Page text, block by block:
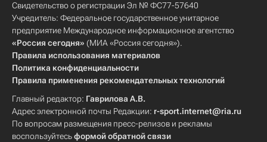
Свидетельство о регистрации Эл № ФС77-57640
Учредитель: Федеральное государственное унитарное
предприятие Международное информационное агентство
«Россия сегодня» (МИА «Россия сегодня»).
Правила использования материалов
Политика конфиденциальности
Правила применения рекомендательных технологий
Главный редактор: Гаврилова А.В.
Адрес электронной почты Редакции: r-sport.internet@ria.ru
По вопросам размещения пресс-релизов и рекламы
воспользуйтесьформой обратной связи